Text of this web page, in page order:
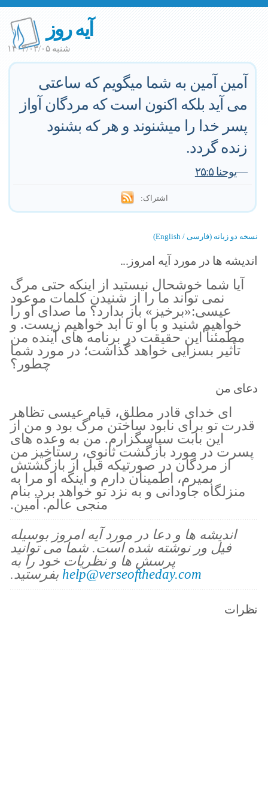
آیه روز
شنبه ۱۴۰۳/۰۳/۰۵
آمین آمین به شما میگویم که ساعتی
می آید بلکه اکنون است که مردگان آواز
پسر خدا را میشنوند و هر که بشنود
زنده گردد.
—یوحنا ۲۵:۵
اشتراک:
نسخه دو زبانه (فارسی / English)
اندیشه ها در مورد آیه امروز...
آیا شما خوشحال نیستید از اینکه حتی مرگ
نمی تواند ما را از شنیدن کلمات موعود
عیسی:«برخیز» باز بدارد؟ ما صدای او را
خواهیم شنید و با او تا ابد خواهیم زیست. و
مطمئناً این حقیقت در برنامه های آینده من
تأثیر بسزایی خواهد گذاشت؛ در مورد شما
چطور؟
دعای من
ای خدای قادر مطلق، قیام عیسی تظاهر
قدرت تو برای نابود ساختن مرگ بود و من از
این بابت سپاسگزارم. من به وعده های
پسرت در مورد بازگشت ثانوی، رستاخیز من
از مردگان در صورتیکه قبل از بازگشتش
بمیرم، اطمینان دارم و اینکه او مرا به
منزلگاه جاودانی و به نزد تو خواهد برد. بنام
منجی عالم. آمین.
اندیشه ها و دعا در مورد آیه امروز بوسیله
فیل ور نوشته شده است. شما می توانید
پرسش ها و نظریات خود را به
help@verseoftheday.com بفرستید.
نظرات